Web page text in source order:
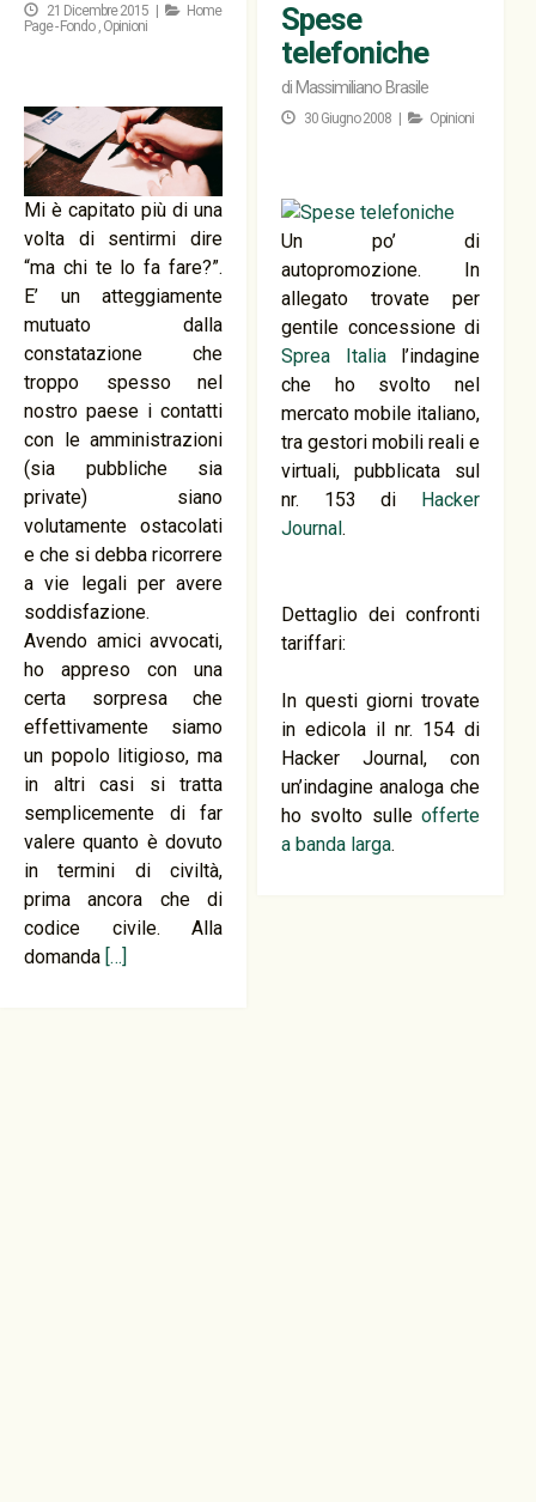
21 Dicembre 2015 |
Home
Page - Fondo , Opinioni
Mi è capitato più di una
volta di sentirmi dire
“ma chi te lo fa fare?”.
E’ un atteggiamente
mutuato dalla
constatazione che
troppo spesso nel
nostro paese i contatti
con le amministrazioni
(sia pubbliche sia
private) siano
volutamente ostacolati
e che si debba ricorrere
a vie legali per avere
soddisfazione.
Avendo amici avvocati,
ho appreso con una
certa sorpresa che
effettivamente siamo
un popolo litigioso, ma
in altri casi si tratta
semplicemente di far
valere quanto è dovuto
in termini di civiltà,
prima ancora che di
codice civile. Alla
domanda […]
Spese
telefoniche
di Massimiliano Brasile
30 Giugno 2008 | Opinioni
Un po’ di
autopromozione. In
allegato trovate per
gentile concessione di
Sprea Italial’indagine
che ho svolto nel
mercato mobile italiano,
tra gestori mobili reali e
virtuali, pubblicata sul
nr. 153 di Hacker
Journal.
Dettaglio dei confronti
tariffari:
In questi giorni trovate
in edicola il nr. 154 di
Hacker Journal, con
un’indagine analoga che
ho svolto sulleofferte
a banda larga.